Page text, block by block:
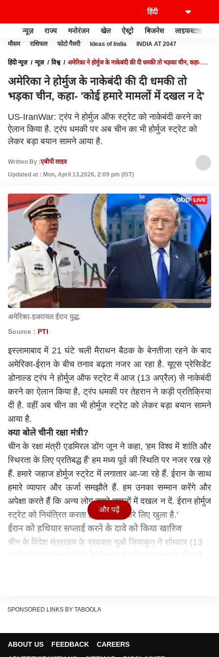
न्यूज़ राज्य मनोरंजन खेल ऐस्ट्रो बिजनेस लाइफस्टाइल
मौसम राशिफल फोटो गैलरी Ideas of India INDIA AT 2047
हिंदी न्यूज़ न्यूज़ विश्व
अमेरिका ने होर्मुज के नाकेबंदी की दी धमकी तो भड़का चीन, कहा-
अमेरिका ने होर्मुज के नाकेबंदी की दी धमकी तो
भड़का चीन, कहा- 'कोई हमारे मामलों में दखल न दे'
US-IranWar: ट्रंप ने होर्मुज ऑफ स्ट्रेट को नाकेबंदी करने का
ऐलान किया है. ट्रंप धमकी पर अब चीन का भी होर्मुज स्ट्रेट को
लेकर बड़ा बयान सामने आया है.
Written By :एबीपी लाइव
Updated at : Mon, April 13,2026, 2:09 pm (IST)
अमेरिका-इजरायल ईरान युद्ध.
Source : PTI
इस्लामाबाद में 21 घंटे चली मैराथन बैठक के बेनतीजा रहने के बाद
अमेरिका-ईरान के बीच तनाव बढ़ता नजर आ रहा है. यूएस प्रेसिडेंट
डोनाल्ड ट्रंप ने होर्मुज ऑफ स्ट्रेट में आज (13 अप्रैल) से नाकेबंदी
करने का ऐलान किया है, ट्रंप धमकी पर तेहरान ने कड़ी प्रतिक्रिया
दी है. वहीं अब चीन का भी होर्मुज स्ट्रेट को लेकर बड़ा बयान सामने
आया है.
क्या बोले चीनी रक्षा मंत्री?
चीन के रक्षा मंत्री एडमिरल डोंग जून ने कहा, 'हम विश्व में शांति और
स्थिरता के लिए प्रतिबद्ध हैं' हम मध्य पूर्व की स्थिति पर नजर रख रहे
हैं. हमारे जहाज होर्मुज स्ट्रेट में लगातार आ-जा रहे हैं. ईरान के साथ
हमारे व्यापार और ऊर्जा समझौते हैं. हम उनका सम्मान करेंगे और
अपेक्षा करते हैं कि अन्य लोग हमारे मामलों में दखल न दें. ईरान होर्मुज
स्ट्रेट को नियंत्रित करता है और यह हमारे लिए खुला है.'
ईरान को हथियार सप्लाई करने के दावे को किया खारिज
चीन के विदेश मंत्रालय के प्रवक्ता गुओ जियाकुन ने सोमवार (13
निर्यात के प्रति हमेशा विवेकपूर्ण और जिम्मेदार दृष्टिकोण अपनाया है
और पढ़ें
SPONSORED LINKS BY TABOOLA
ABOUT US FEEDBACK
CAREERS